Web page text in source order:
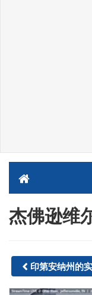
杰佛逊维
印第安纳州的